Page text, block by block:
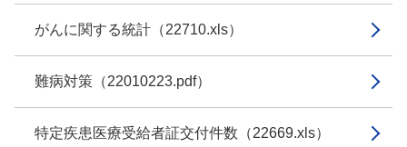
がんに関する統計（22710.xls）
難病対策（22010223.pdf）
特定疾患医療受給者証交付件数（22669.xls）